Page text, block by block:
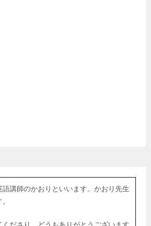
語講師のかおりといいます。かおり先生